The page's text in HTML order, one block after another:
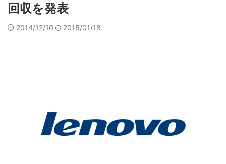
回収を発表
2014/12/10 2015/01/18